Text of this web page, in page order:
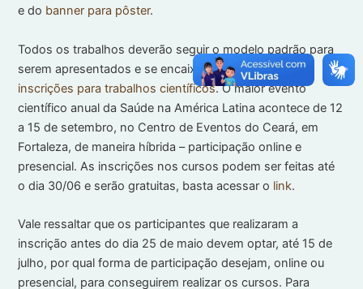
e do banner para pôster.
Todos os trabalhos deverão seguir o modelo padrão para
serem apresentados e se encaixarem nasnormas de
inscrições para trabalhos científicos. O maior evento
científico anual da Saúde na América Latina acontece de 12
a 15 de setembro, no Centro de Eventos do Ceará, em
Fortaleza, de maneira híbrida – participação online e
presencial. As inscrições nos cursos podem ser feitas até
o dia 30/06 e serão gratuitas, basta acessar o link.
Vale ressaltar que os participantes que realizaram a
inscrição antes do dia 25 de maio devem optar, até 15 de
julho, por qual forma de participação desejam, online ou
presencial, para conseguirem realizar os cursos. Para